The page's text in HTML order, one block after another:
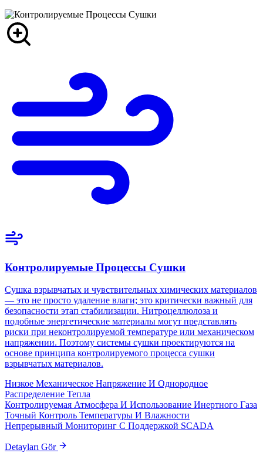
Контролируемые Процессы Сушки
Сушка взрывчатых и чувствительных химических материалов
— это не просто удаление влаги; это критически важный для
безопасности этап стабилизации. Нитроцеллюлоза и
подобные энергетические материалы могут представлять
риски при неконтролируемой температуре или механическом
напряжении. Поэтому системы сушки проектируются на
основе принципа контролируемого процесса сушки
взрывчатых материалов.
Низкое Механическое Напряжение И Однородное
Распределение Тепла
Контролируемая Атмосфера И Использование Инертного Газа
Точный Контроль Температуры И Влажности
Непрерывный Мониторинг С Поддержкой SCADA
Detayları Gör